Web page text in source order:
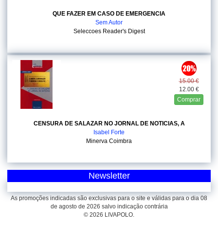
QUE FAZER EM CASO DE EMERGENCIA
Sem Autor
Seleccoes Reader's Digest
15.00 €
12.00 €
Comprar
CENSURA DE SALAZAR NO JORNAL DE NOTICIAS, A
Isabel Forte
Minerva Coimbra
Newsletter
As promoções indicadas são exclusivas para o site e válidas para o dia 08
de agosto de 2026 salvo indicação contrária
© 2026 LIVAPOLO.